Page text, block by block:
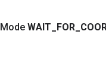
Mode WAIT FOR